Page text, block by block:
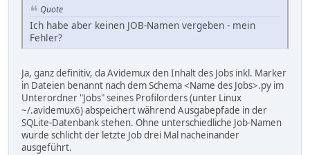
Quote
Ich habe aber keinen JOB-Namen vergeben - mein
Fehler?
Ja, ganz definitiv, da Avidemux den Inhalt des Jobs inkl. Marker
in Dateien benannt nach dem Schema <Name des Jobs>.py im
Unterordner "Jobs" seines Profilorders (unter Linux
~/.avidemux6) abspeichert während Ausgabepfade in der
SQLite-Datenbank stehen. Ohne unterschiedliche Job-Namen
wurde schlicht der letzte Job drei Mal nacheinander
ausgeführt.